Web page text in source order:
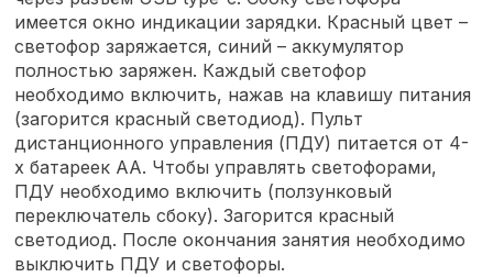
имеется окно индикации зарядки. Красный цвет –
светофор заряжается, синий – аккумулятор
полностью заряжен. Каждый светофор
необходимо включить, нажав на клавишу питания
(загорится красный светодиод). Пульт
дистанционного управления (ПДУ) питается от 4-
х батареек АА. Чтобы управлять светофорами,
ПДУ необходимо включить (ползунковый
переключатель сбоку). Загорится красный
светодиод. После окончания занятия необходимо
выключить ПДУ и светофоры.